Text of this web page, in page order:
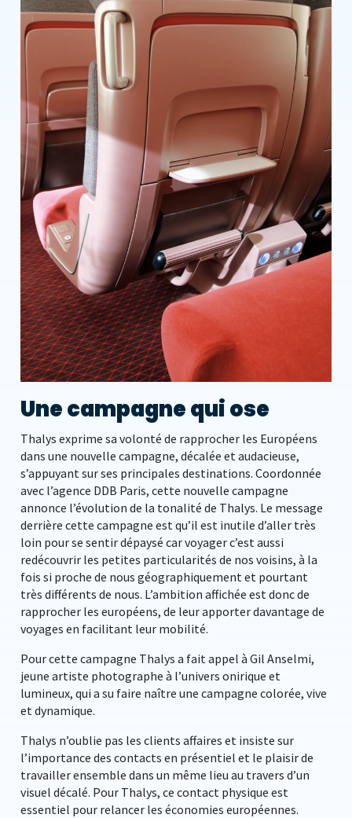
Une campagne qui ose
Thalys exprime sa volonté de rapprocher les Européens
dans une nouvelle campagne, décalée et audacieuse,
s’appuyant sur ses principales destinations. Coordonnée
avec l’agence DDB Paris, cette nouvelle campagne
annonce l’évolution de la tonalité de Thalys. Le message
derrière cette campagne est qu’il est inutile d’aller très
loin pour se sentir dépaysé car voyager c’est aussi
redécouvrir les petites particularités de nos voisins, à la
fois si proche de nous géographiquement et pourtant
très différents de nous. L’ambition affichée est donc de
rapprocher les européens, de leur apporter davantage de
voyages en facilitant leur mobilité.
Pour cette campagne Thalys a fait appel à Gil Anselmi,
jeune artiste photographe à l’univers onirique et
lumineux, qui a su faire naître une campagne colorée, vive
et dynamique.
Thalys n’oublie pas les clients affaires et insiste sur
l’importance des contacts en présentiel et le plaisir de
travailler ensemble dans un même lieu au travers d’un
visuel décalé. Pour Thalys, ce contact physique est
essentiel pour relancer les économies européennes.